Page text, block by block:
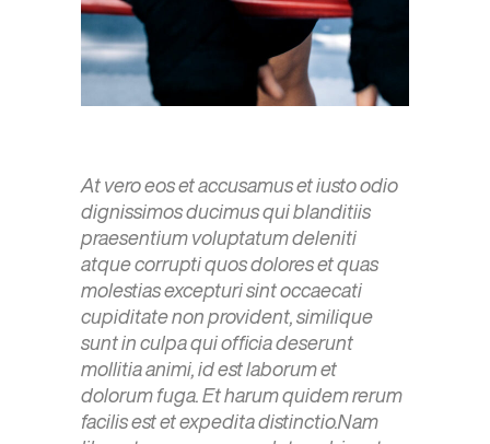
At vero eos et accusamus et iusto odio
dignissimos ducimus qui blanditiis
praesentium voluptatum deleniti
atque corrupti quos dolores et quas
molestias excepturi sint occaecati
cupiditate non provident, similique
sunt in culpa qui officia deserunt
mollitia animi, id est laborum et
dolorum fuga. Et harum quidem rerum
facilis est et expedita distinctio.Nam